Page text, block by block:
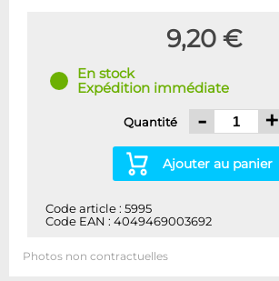
9,20 €
En stock
Expédition immédiate
Quantité - +
Ajouter au panier
Code article : 5995
Code EAN : 4049469003692
Photos non contractuelles